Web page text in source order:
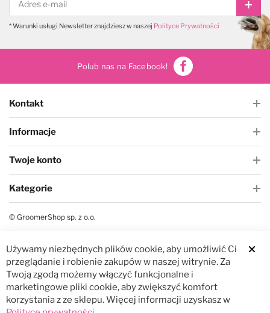
* Warunki usługi Newsletter znajdziesz w naszej Polityce Prywatności
Polub nas na Facebook!
Kontakt
Informacje
Twoje konto
Kategorie
© GroomerShop sp. z o.o.
Używamy niezbędnych plików cookie, aby umożliwić Ci
przeglądanie i robienie zakupów w naszej witrynie. Za
Twoją zgodą możemy włączyć funkcjonalne i
marketingowe pliki cookie, aby zwiększyć komfort
korzystania z ze sklepu. Więcej informacji uzyskasz w